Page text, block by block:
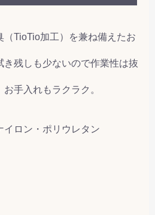
TioTio加工）を兼ね備えたお
残しも少ないので作業性は抜
手入れもラクラク。
イロン・ポリウレタン